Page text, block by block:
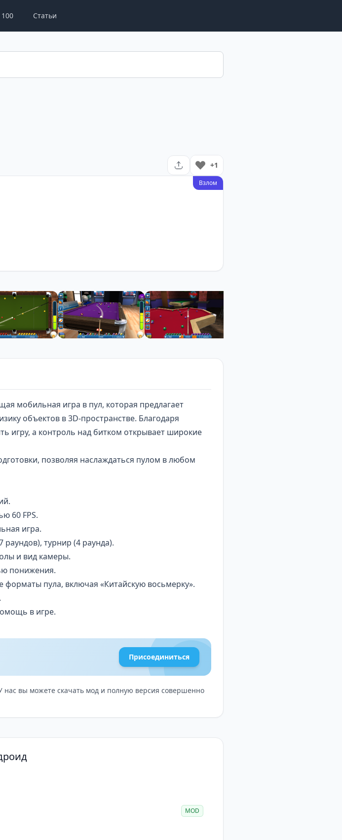
Статьи
+1
Взлом
мобильная игра в пул, которая предлагает
объектов в 3D-пространстве. Благодаря
игру, а контроль над битком открывает широкие
позволяя наслаждаться пулом в любом
60 FPS.
игра.
турнир (4 раунда).
и вид камеры.
понижения.
форматы пула, включая «Китайскую восьмерку».
в игре.
Присоединиться
нас вы можете скачать мод и полную версия совершенно
MOD